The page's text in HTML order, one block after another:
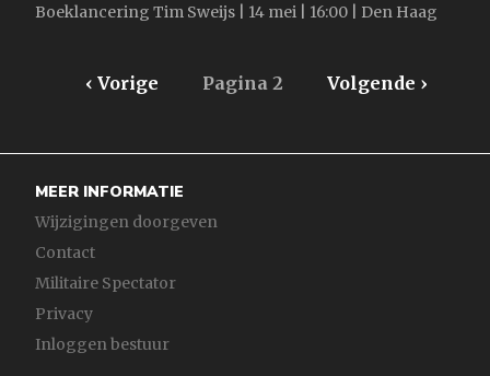
Boeklancering Tim Sweijs | 14 mei | 16:00 | Den Haag
Paginering
Vorige
‹ Vorige Pagina 2
Volgende
Volgende ›
MEER INFORMATIE
Wijzigingen doorgeven
Contact
Militaire Spectator
Privacy
Inloggen bestuur